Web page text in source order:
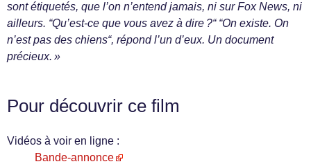
sont étiquetés, que l’on n’entend jamais, ni sur Fox News, ni
ailleurs. “Qu’est-ce que vous avez à dire ?“ “On existe. On
n’est pas des chiens“, répond l’un d’eux. Un document
précieux. »
Pour découvrir ce film
Vidéos à voir en ligne :
Bande-annonce